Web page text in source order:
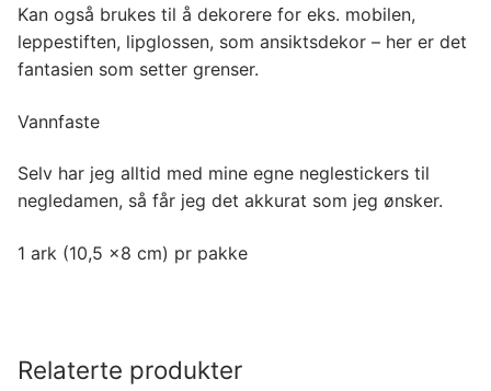
Kan også brukes til å dekorere for eks. mobilen,
leppestiften, lipglossen, som ansiktsdekor – her er det
fantasien som setter grenser.
Vannfaste
Selv har jeg alltid med mine egne neglestickers til
negledamen, så får jeg det akkurat som jeg ønsker.
1 ark (10,5 x8 cm) pr pakke
Relaterte produkter